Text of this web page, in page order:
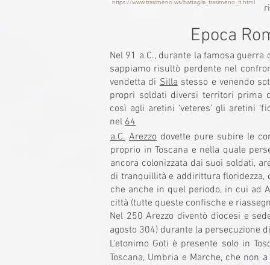
https://www.trasimeno.ws/battaglia_trasimeno_it.html
Epoca
Nel 91 a.C., durante la famosa
sappiamo risultò perdente nel
vendetta diSillastesso e venendo
propri soldati diversi territori prima
così agli aretini ‘veteres’ gli aretini
nel 64
a.C. Arezzo dovette pure subire le
proprio in Toscana e nella quale
ancora colonizzata dai suoi soldati,
di tranquillità e addirittura floridezza,
che anche in quel periodo, in cui ad
città (tutte queste confische e
Nel 250 Arezzo diventò diocesi e
agosto 304) durante la persecuzione di
L'etonimo Goti è presente solo in
Toscana, Umbria e Marche, che non